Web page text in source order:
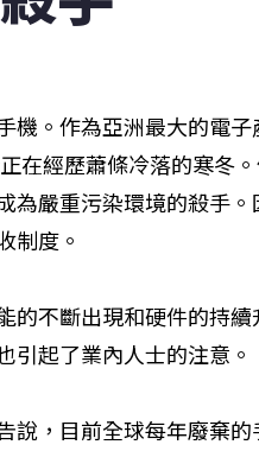
機。作為亞洲最大的電
在經歷蕭條冷落的寒冬
為嚴重污染環境的殺手。
制度。
的不斷出現和硬件的持
引起了業內人士的注意。
說，目前全球每年廢棄的